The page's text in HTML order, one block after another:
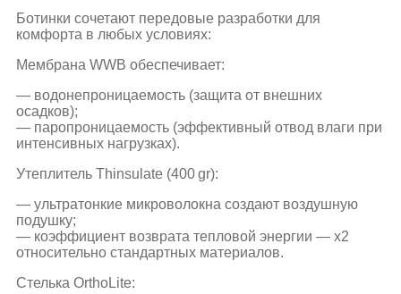
Ботинки сочетают передовые разработки для
комфорта в любых условиях:
Мембрана WWB обеспечивает:
— водонепроницаемость (защита от внешних
осадков);
— паропроницаемость (эффективный отвод влаги при
интенсивных нагрузках).
Утеплитель Thinsulate (400 gr):
— ультратонкие микроволокна создают воздушную
подушку;
— коэффициент возврата тепловой энергии — х2
относительно стандартных материалов.
Стелька OrthoLite: